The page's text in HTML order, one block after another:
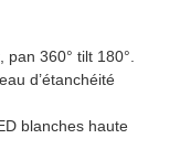
pan 360° tilt 180°.
d’étanchéité
blanches haute